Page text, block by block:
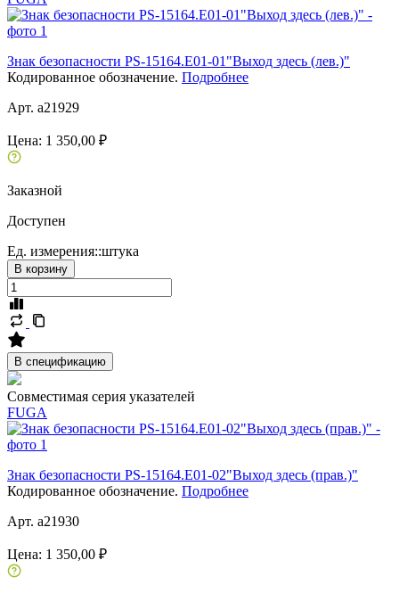
Знак безопасности PS-15164.E01-01"Выход здесь (лев.)"
Кодированное обозначение. Подробнее
Арт. a21929
Цена: 1 350,00 ₽
Заказной
Доступен
Ед. измерения::штука
В корзину
В спецификацию
Совместимая серия указателей
FUGA
Знак безопасности PS-15164.E01-02"Выход здесь (прав.)"
Кодированное обозначение. Подробнее
Арт. a21930
Цена: 1 350,00 ₽